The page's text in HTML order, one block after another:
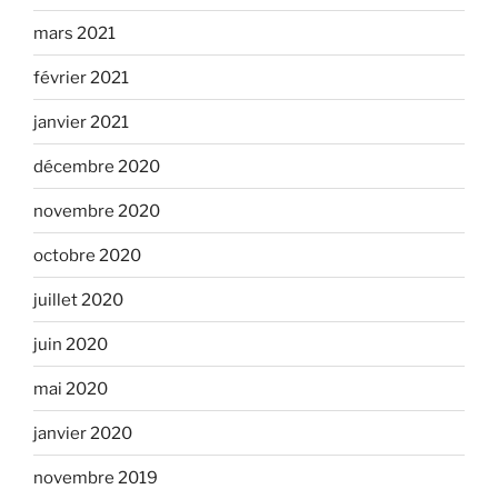
mars 2021
février 2021
janvier 2021
décembre 2020
novembre 2020
octobre 2020
juillet 2020
juin 2020
mai 2020
janvier 2020
novembre 2019